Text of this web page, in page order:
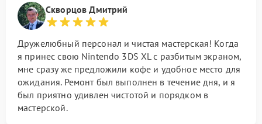
Скворцов Дмитрий
Дружелюбный персонал и чистая мастерская! Когда
я принес свою Nintendo 3DS XL с разбитым экраном,
мне сразу же предложили кофе и удобное место для
ожидания. Ремонт был выполнен в течение дня, и я
был приятно удивлен чистотой и порядком в
мастерской.